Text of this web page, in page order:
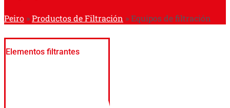
Peiro »Productos de Filtración »Equipos de filtración
Elementos filtrantes